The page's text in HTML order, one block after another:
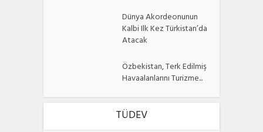
Dünya Akordeonunun
Kalbi Ilk Kez Türkistan’da
Atacak
Özbekistan, Terk Edilmiş
Havaalanlarını Turizme...
TÜDEV